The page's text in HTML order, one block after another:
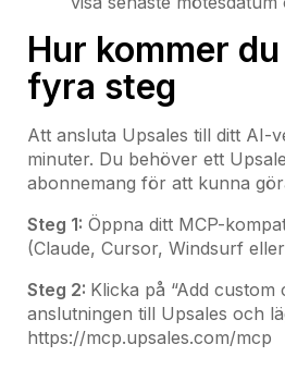
Hur kommer
fyra steg
Att ansluta Upsales till ditt AI-
minuter. Du behöver ett
abonnemang för att kunna
Steg 1: Öppna ditt MCP-
(Claude, Cursor, Windsurf
Steg 2: Klicka på “Add custom
anslutningen till Upsales och
https://mcp.upsales.com/mcp